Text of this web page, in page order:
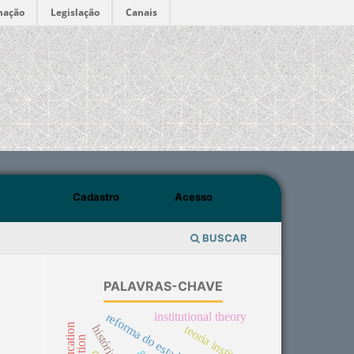
Legislação Canais
BUSCAR
Cadastro Acesso
PALAVRAS-CHAVE
reforma do estadoinstitutional theory